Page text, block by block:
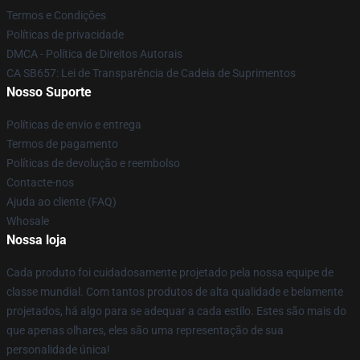
Termos e Condições
Políticas de privacidade
DMCA - Política de Direitos Autorais
CA SB657: Lei de Transparência de Cadeia de Suprimentos
Nosso Suporte
Políticas de envio e entrega
Termos de pagamento
Políticas de devolução e reembolso
Contacte-nos
Ajuda ao cliente (FAQ)
Whosale
Nossa loja
Cada produto foi cuidadosamente projetado pela nossa equipe de
classe mundial. Com tantos produtos de alta qualidade e belamente
projetados, há algo para se adequar a cada estilo. Estes são mais do
que apenas olhares, eles são uma representação de sua
personalidade única!